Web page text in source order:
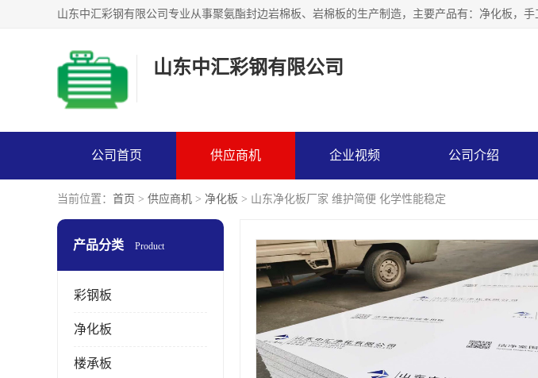
山东中汇彩钢有限公司
公司首页 供应商机 企业视频 公司介绍
当前位置： 首页 > 供应商机 > 净化板 > 山东净化板厂家 维护简便 化学性能稳定
产品分类 Product
彩钢板
净化板
楼承板